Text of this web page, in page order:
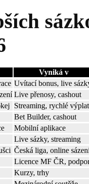
Vyniká v
Uvítací bonus, live
Live přenosy, cashout
Streaming, rychlé
Bet Builder, cashout
Mobilní aplikace
Live sázky, streaming
Česká liga, online
Licence MF ČR,
Kurzy, trhy